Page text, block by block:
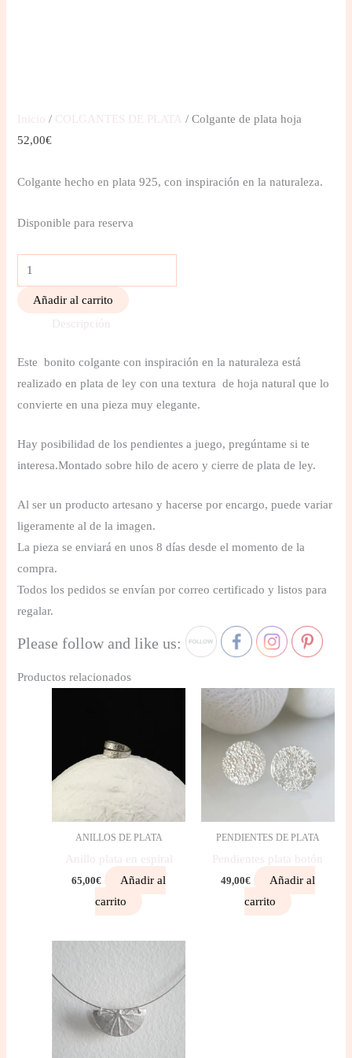
Inicio / COLGANTES DE PLATA / Colgante de plata hoja
52,00€
Colgante hecho en plata 925, con inspiración en la naturaleza.
Disponible para reserva
Añadir al carrito
Descripción
Este bonito colgante con inspiración en la naturaleza está
realizado en plata de ley con una textura de hoja natural que lo
convierte en una pieza muy elegante.
Hay posibilidad de los pendientes a juego, pregúntame si te
interesa.Montado sobre hilo de acero y cierre de plata de ley.
Al ser un producto artesano y hacerse por encargo, puede variar
ligeramente al de la imagen.
La pieza se enviará en unos 8 días desde el momento de la
compra.
Todos los pedidos se envían por correo certificado y listos para
regalar.
Please follow and like us:
Productos relacionados
ANILLOS DE PLATA
Anillo plata en espiral
65,00€
Añadir al
carrito
PENDIENTES DE PLATA
Pendientes plata botón
49,00€
Añadir al
carrito